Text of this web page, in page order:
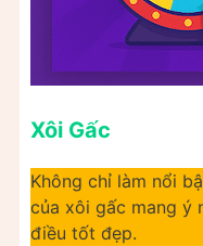
Xôi Gấc
Không chỉ làm nổi
của xôi gấc mang ý
điều tốt đẹp.